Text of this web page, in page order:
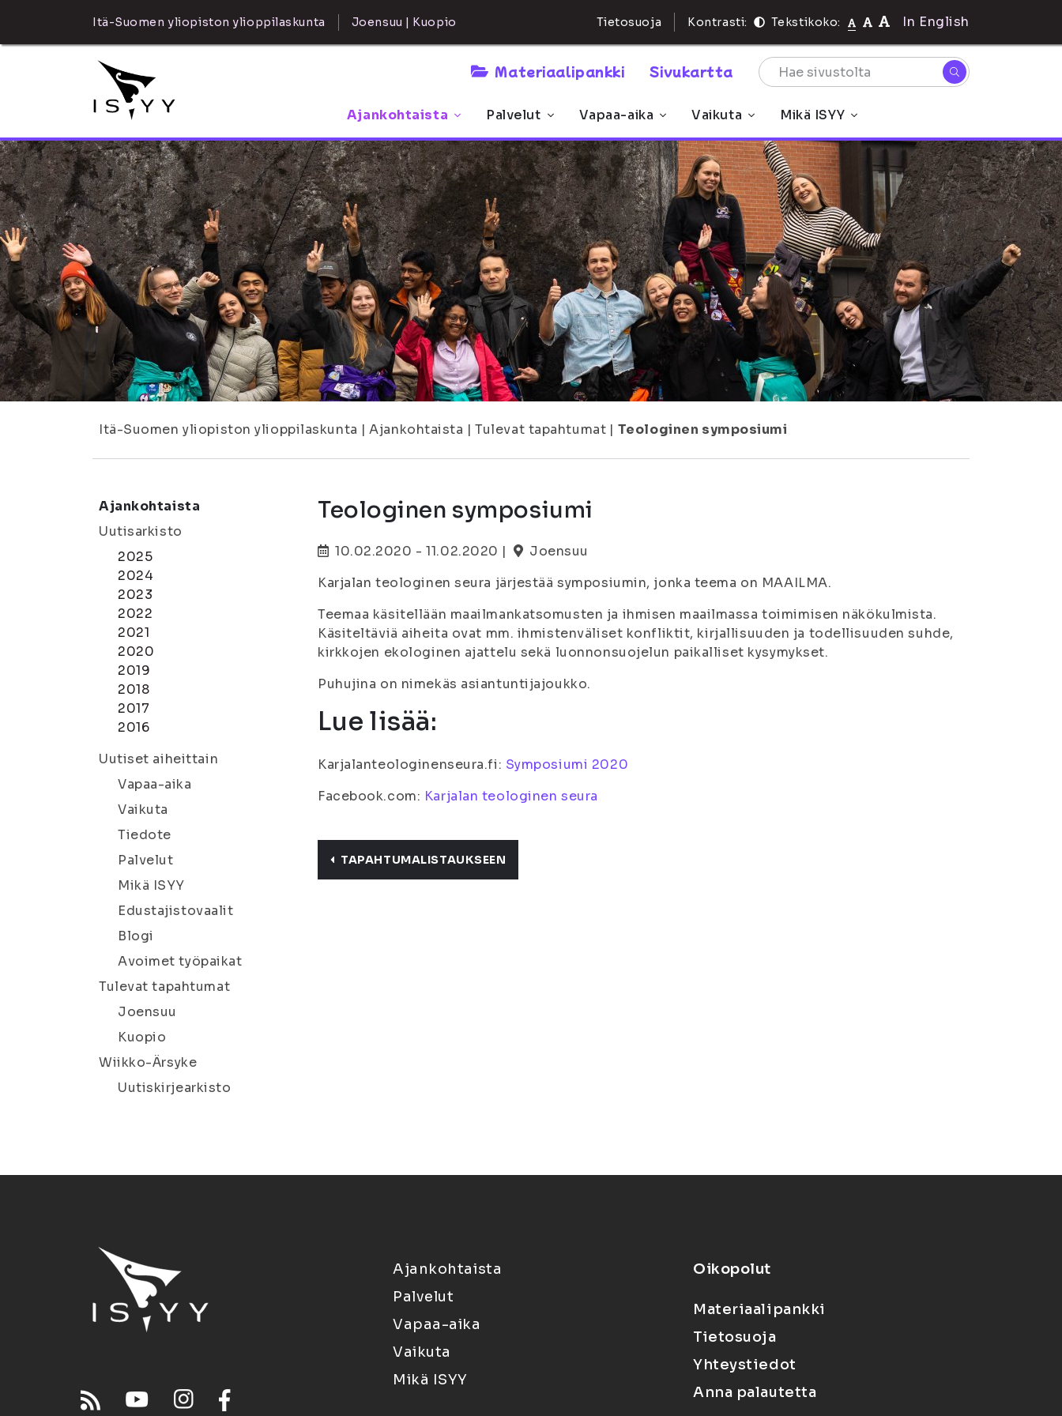
Itä-Suomen yliopiston ylioppilaskunta Joensuu | Kuopio Tietosuoja Kontrasti: Tekstikoko: In English
Materiaalipankki Sivukartta
Ajankohtaista Palvelut Vapaa-aika Vaikuta Mikä ISYY
Itä-Suomen yliopiston ylioppilaskunta | Ajankohtaista | Tulevat tapahtumat | Teologinen symposiumi
Ajankohtaista
Uutisarkisto
2025
2024
2023
2022
2021
2020
2019
2018
2017
2016
Uutiset aiheittain
Vapaa-aika
Vaikuta
Tiedote
Palvelut
Mikä ISYY
Edustajistovaalit
Blogi
Avoimet työpaikat
Tulevat tapahtumat
Joensuu
Kuopio
Wiikko-Ärsyke
Uutiskirjearkisto
Teologinen symposiumi
10.02.2020 - 11.02.2020 |
Joensuu
Karjalan teologinen seura järjestää symposiumin, jonka teema on MAAILMA.
Teemaa käsitellään maailmankatsomusten ja ihmisen maailmassa toimimisen näkökulmista.
Käsiteltäviä aiheita ovat mm. ihmistenväliset konfliktit, kirjallisuuden ja todellisuuden suhde,
kirkkojen ekologinen ajattelu sekä luonnonsuojelun paikalliset kysymykset.
Puhujina on nimekäs asiantuntijajoukko.
Lue lisää:
Karjalanteologinenseura.fi: Symposiumi 2020
Facebook.com: Karjalan teologinen seura
TAPAHTUMALISTAUKSEEN
Ajankohtaista
Palvelut
Vapaa-aika
Vaikuta
Mikä ISYY
Oikopolut
Materiaalipankki
Tietosuoja
Yhteystiedot
Anna palautetta